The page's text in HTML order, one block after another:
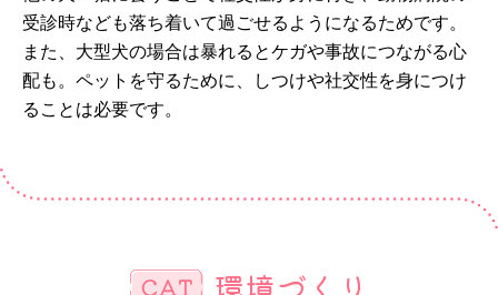
受診時なども落ち着いて過ごせるようになるためです。
また、大型犬の場合は暴れるとケガや事故につながる心
配も。ペットを守るために、しつけや社交性を身につけ
ることは必要です。